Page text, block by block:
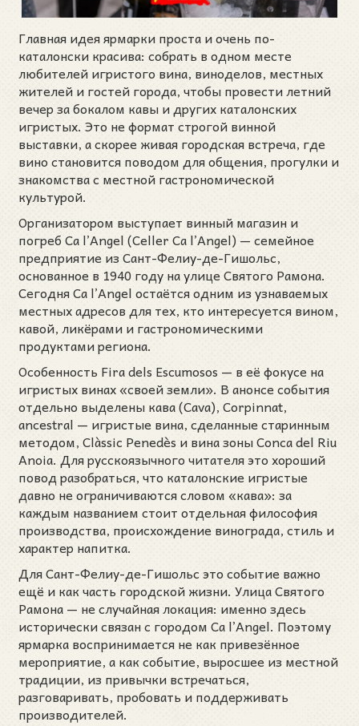
Главная идея ярмарки проста и очень по-
каталонски красива: собрать в одном месте
любителей игристого вина, виноделов, местных
жителей и гостей города, чтобы провести летний
вечер за бокалом кавы и других каталонских
игристых. Это не формат строгой винной
выставки, а скорее живая городская встреча, где
вино становится поводом для общения, прогулки и
знакомства с местной гастрономической
культурой.
Организатором выступает винный магазин и
погреб Ca l’Angel (Celler Ca l’Angel) — семейное
предприятие из Сант-Фелиу-де-Гишольс,
основанное в 1940 году на улице Святого Рамона.
Сегодня Ca l’Angel остаётся одним из узнаваемых
местных адресов для тех, кто интересуется вином,
кавой, ликёрами и гастрономическими
продуктами региона.
Особенность Fira dels Escumosos — в её фокусе на
игристых винах «своей земли». В анонсе события
отдельно выделены кава (Cava), Corpinnat,
ancestral — игристые вина, сделанные старинным
методом, Clàssic Penedès и вина зоны Conca del Riu
Anoia. Для русскоязычного читателя это хороший
повод разобраться, что каталонские игристые
давно не ограничиваются словом «кава»: за
каждым названием стоит отдельная философия
производства, происхождение винограда, стиль и
характер напитка.
Для Сант-Фелиу-де-Гишольс это событие важно
ещё и как часть городской жизни. Улица Святого
Рамона — не случайная локация: именно здесь
исторически связан с городом Ca l’Angel. Поэтому
ярмарка воспринимается не как привезённое
мероприятие, а как событие, выросшее из местной
традиции, из привычки встречаться,
разговаривать, пробовать и поддерживать
производителей.